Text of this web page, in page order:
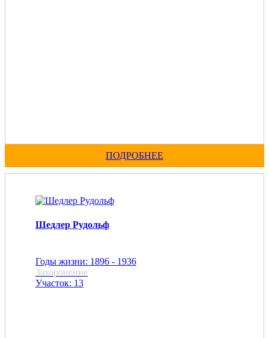
ПОДРОБНЕЕ
Шедлер Рудольф
Годы жизни: 1896 - 1936
Захоронение
Участок: 13